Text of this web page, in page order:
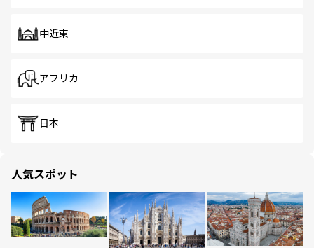
中近東
アフリカ
日本
人気スポット